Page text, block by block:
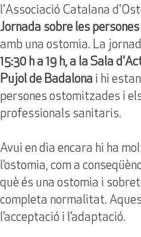
l'Associació Catalana
Jornada sobre les
amb una ostomia. La
15:30 h a 19 h, a la Sala
Pujol de Badalona i hi
persones ostomitzades i
professionals sanitaris.
Avui en dia encara hi ha
l’ostomia, com a
què és una ostomia i
completa normalitat.
l’acceptació i l’adaptació.